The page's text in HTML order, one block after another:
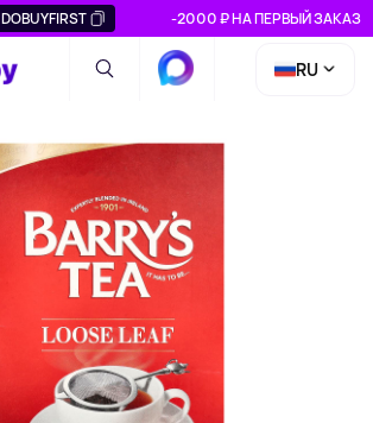
DOBUYFIRST -2000 ₽ НА ПЕРВЫЙ ЗАКАЗ
RU